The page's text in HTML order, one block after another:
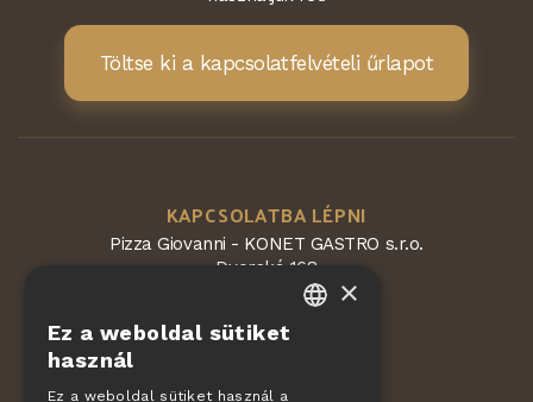
Töltse ki a kapcsolatfelvételi űrlapot
KAPCSOLATBA LÉPNI
Pizza Giovanni - KONET GASTRO s.r.o.
Dvorská 168
563 01 Lanškroun
CZECH
×
Ez a weboldal sütiket
használ
Ez a weboldal sütiket használ a